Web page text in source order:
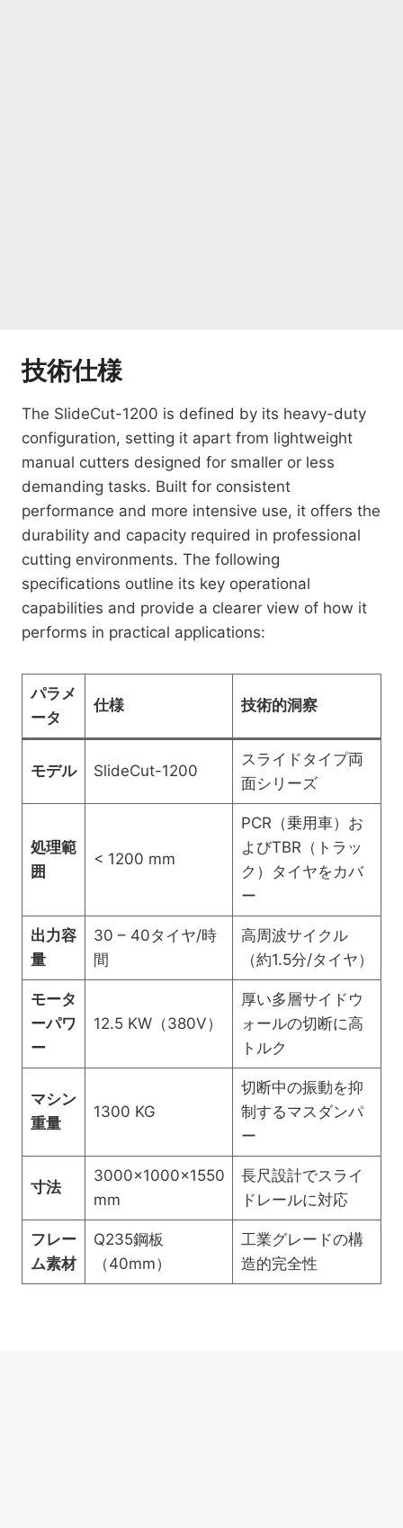
技術仕様
The SlideCut-1200 is defined by its heavy-duty
configuration, setting it apart from lightweight
manual cutters designed for smaller or less
demanding tasks. Built for consistent
performance and more intensive use, it offers the
durability and capacity required in professional
cutting environments. The following
specifications outline its key operational
capabilities and provide a clearer view of how it
performs in practical applications:
パラメ
ータ
仕様 技術的洞察
モデル SlideCut-1200
スライドタイプ両
面シリーズ
処理範
囲
< 1200 mm
PCR（乗用車）お
よびTBR（トラッ
ク）タイヤをカバ
ー
出力容
量
30 – 40タイヤ/時
間
高周波サイクル
（約1.5分/タイヤ）
モータ
ーパワ
ー
12.5 KW（380V）
厚い多層サイドウ
ォールの切断に高
トルク
マシン
重量
1300 KG
切断中の振動を抑
制するマスダンパ
ー
寸法
3000x1000x1550
mm
長尺設計でスライ
ドレールに対応
フレー
ム素材
Q235鋼板
（40mm）
工業グレードの構
造的完全性
Whatsapp